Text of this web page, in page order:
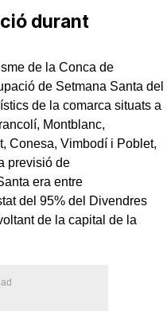
durant
de la Conca de
de Setmana Santa del
de la comarca situats a
Montblanc,
Conesa, Vimbodí i Poblet,
previsió de
era entre
del 95% del Divendres
de la capital de la